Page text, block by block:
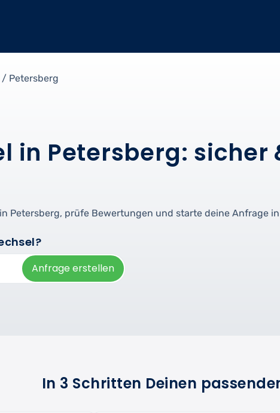
/ Petersberg
in Petersberg: sicher
Petersberg, prüfe Bewertungen und starte deine Anfrage in
Anfrage erstellen
In 3 Schritten Deinen